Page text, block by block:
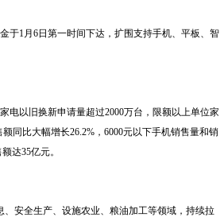
于1月6日第一时间下达，扩围支持手机、平板、智
电以旧换新申请量超过2000万台，限额以上单位家
同比大幅增长26.2%，6000元以下手机销售量和销
达35亿元。
安全生产、设施农业、粮油加工等领域，持续拉